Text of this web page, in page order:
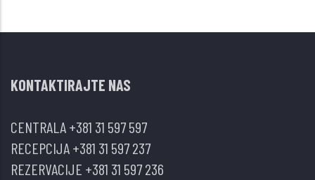
ŽENE
MEHANIZMI
NASTANKA
I
KONTAKTIRAJTE NAS
CENTRALA+381 31 597 597
RECEPCIJA+381 31 597 237
REZERVACIJE +381 31 597 236